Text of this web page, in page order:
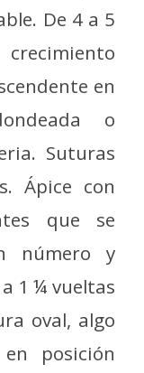
De 4 a 5
en
o
Suturas
Ápice con
que se
número y
1 ¼ vueltas
oval, algo
posición